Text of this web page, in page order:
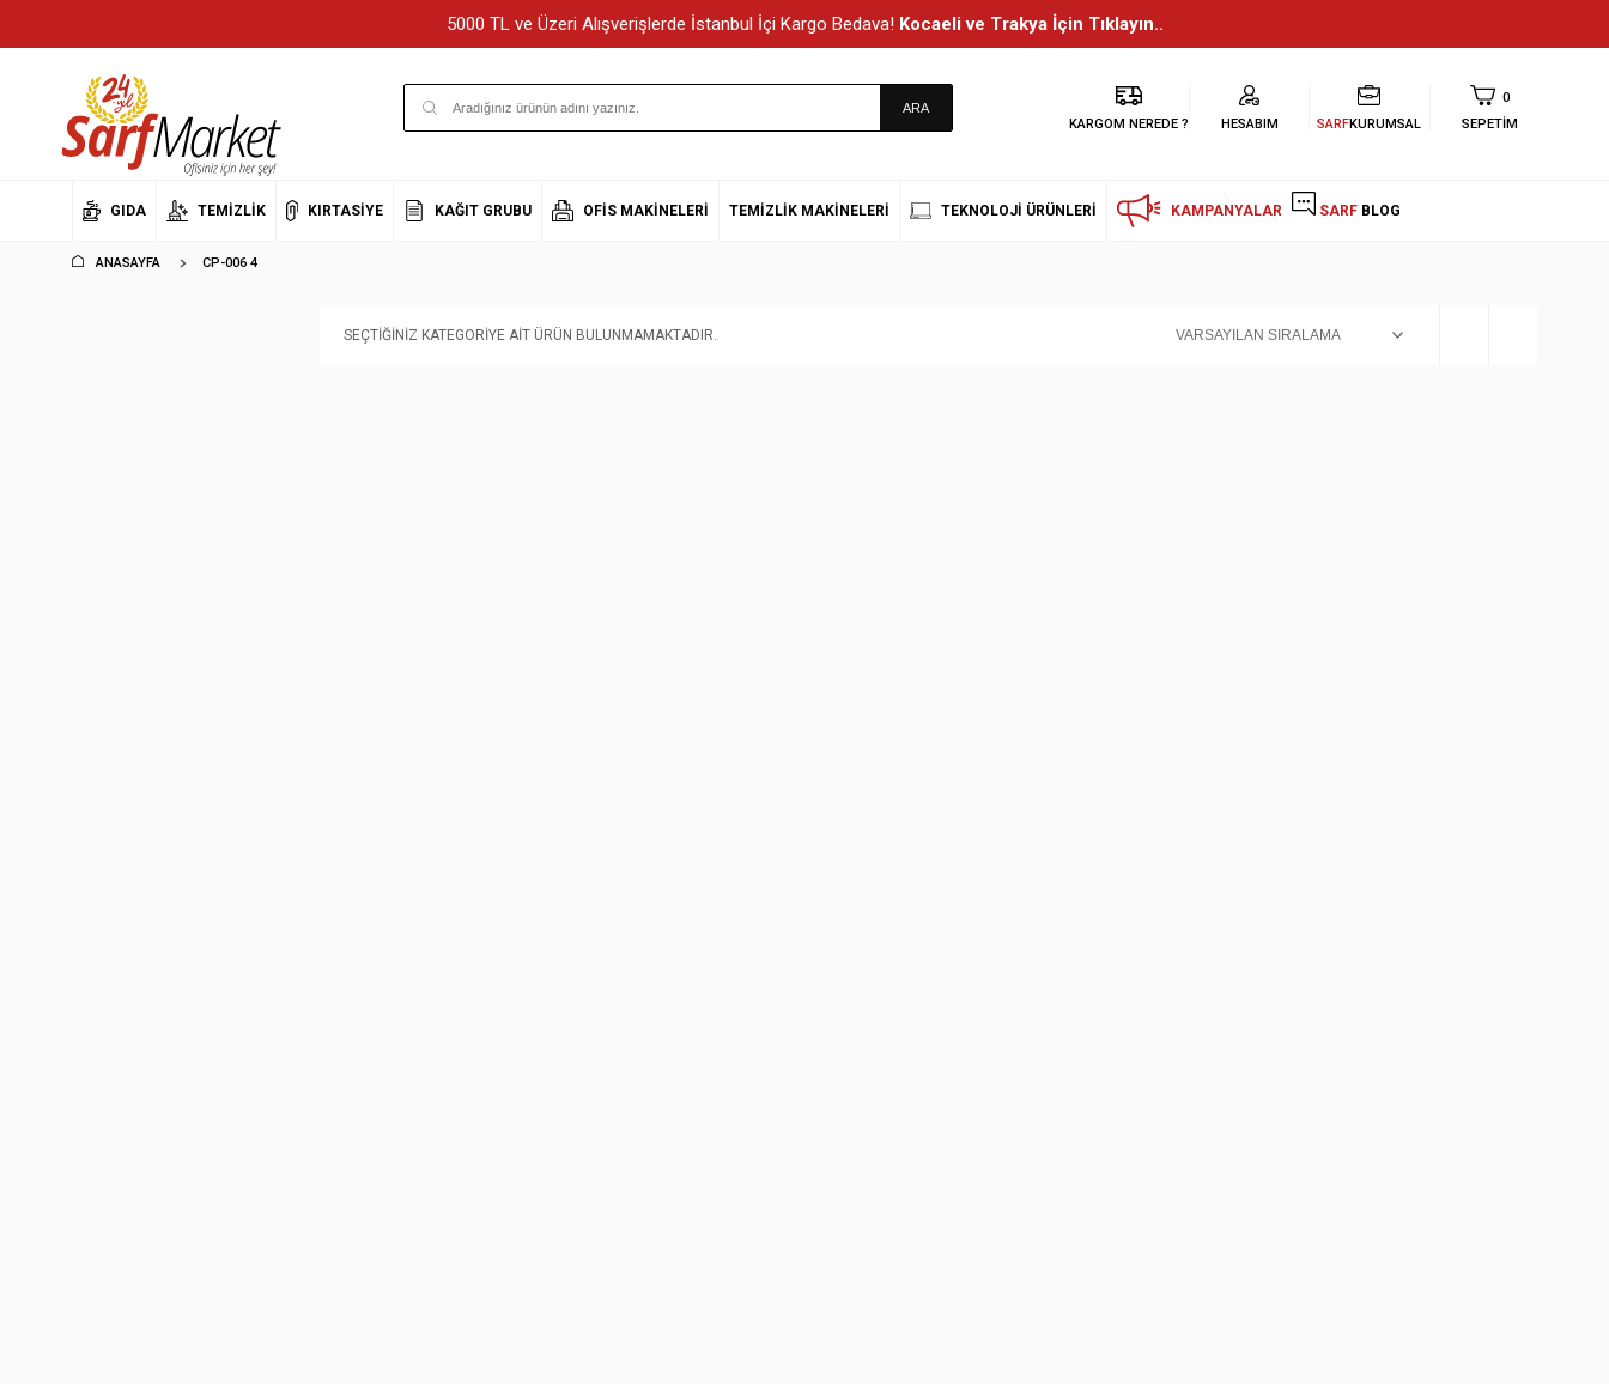
5000 TL ve Üzeri Alışverişlerde İstanbul İçi Kargo Bedava! Kocaeli ve Trakya İçin Tıklayın..
KARGOM NEREDE ? HESABIM SARFKURUMSAL
0
SEPETIM
GIDA TEMIZLIK KIRTASIYE KAĞIT GRUBU OFIS MAKINELERI TEMIZLIK MAKINELERI TEKNOLOJI ÜRÜNLERI KAMPANYALAR SARF BLOG
ANASAYFA CP-006 4
SEÇTIĞINIZ KATEGORIYE AIT ÜRÜN BULUNMAMAKTADIR.